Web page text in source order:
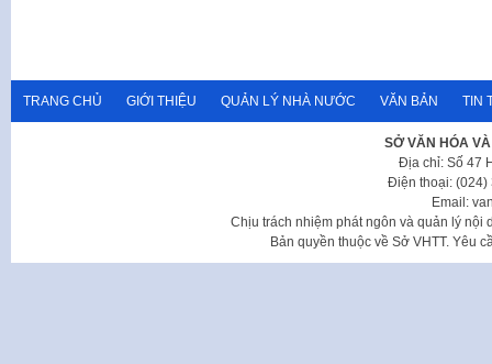
TRANG CHỦ GIỚI THIỆU QUẢN LÝ NHÀ NƯỚC VĂN BẢN TIN
SỞ VĂN HÓA
Địa chỉ: Số 47
Điện thoại: (024)
Email:
Chịu trách nhiệm phát ngôn và quản lý nội
Bản quyền thuộc về Sở VHTT. Yêu